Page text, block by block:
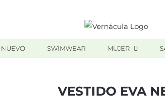
NUEVO SWIMWEAR MUJER
VESTIDO EVA